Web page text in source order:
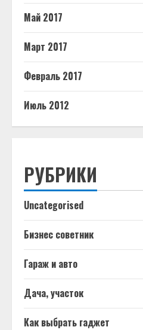
Май 2017
Март 2017
Февраль 2017
Июль 2012
РУБРИКИ
Uncategorised
Бизнес советник
Гараж и авто
Дача, участок
Как выбрать гаджет